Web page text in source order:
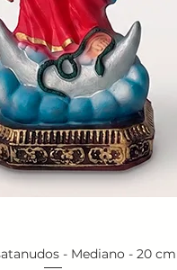
Vista rápida- Mediano - 20 cm